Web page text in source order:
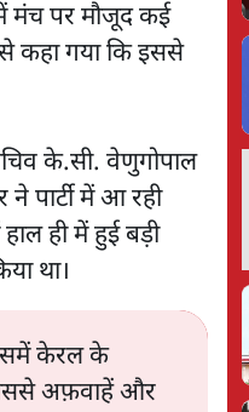
में मंच पर मौजूद कई
से कहा गया कि इससे
के.सी. वेणुगोपाल
पार्टी में आ रही
ही में हुई बड़ी
था।
केरल के
अफ़वाहें और